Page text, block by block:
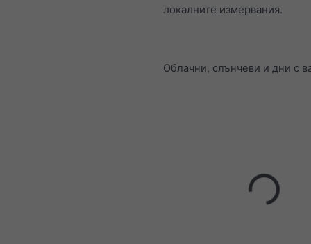
локалните измервания.
Облачни, слънчеви и дни с